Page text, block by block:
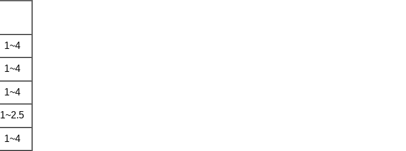
1~4
1~4
1~4
1~2.5
1~4